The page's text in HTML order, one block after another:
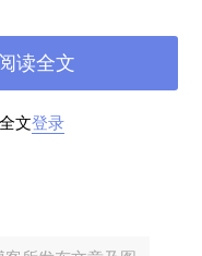
另一方面，商学院
如，哈佛商学院
业率在2023年仅为
到工作，这个过去
文登录
读全文